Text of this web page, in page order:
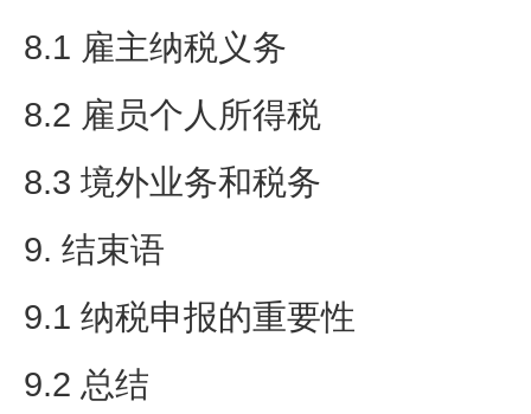
8.1 雇主纳税义务
8.2 雇员个人所得税
8.3 境外业务和税务
9. 结束语
9.1 纳税申报的重要性
9.2 总结